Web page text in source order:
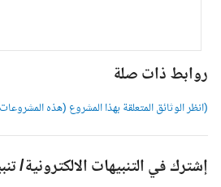
روابط ذات صلة
(انظر الوثائق المتعلقة بهذا المشروع (هذه المشروعات
إشترك في التنبيهات الالكترونية/